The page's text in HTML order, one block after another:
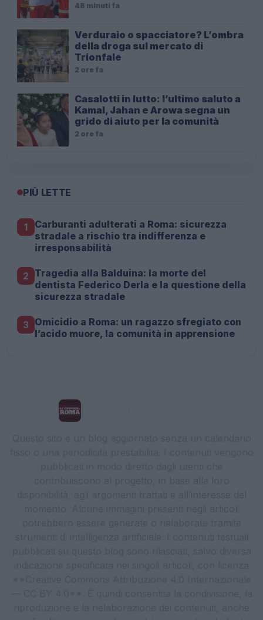
48 minuti fa
Verduraio o spacciatore? L’ombra
della droga sul mercato di
Trionfale
2 ore fa
Casalotti in lutto: l’ultimo saluto a
Kamal, Jahan e Arowa segna un
grido di aiuto per la comunità
2 ore fa
PIÙ LETTE
1
Carburanti adulterati a Roma: sicurezza
stradale a rischio tra indifferenza e
irresponsabilità
2 Tragedia alla Balduina: la morte del
dentista Federico Derla e la questione della
sicurezza stradale
3 Omicidio a Roma: un ragazzo sfregiato con
l’acido muore, la comunità in apprensione